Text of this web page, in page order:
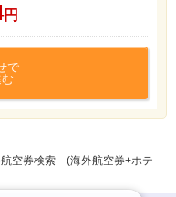
円
で
空券検索 (海外航空券+ホテ